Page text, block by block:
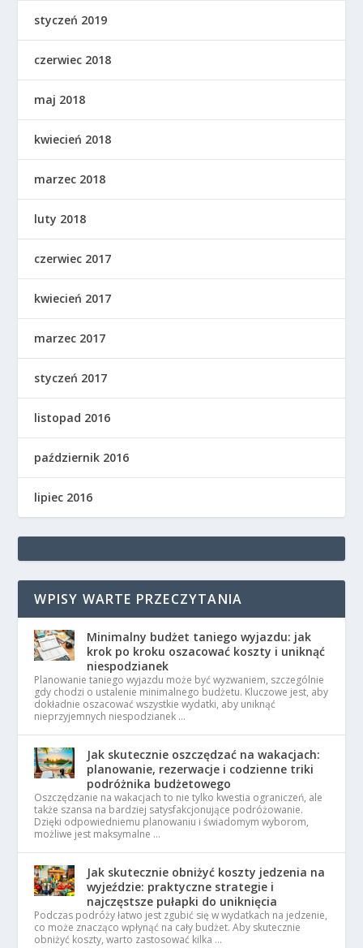
styczeń 2019
czerwiec 2018
maj 2018
kwiecień 2018
marzec 2018
luty 2018
czerwiec 2017
kwiecień 2017
marzec 2017
styczeń 2017
listopad 2016
październik 2016
lipiec 2016
WPISY WARTE PRZECZYTANIA
Minimalny budżet taniego wyjazdu: jak
krok po kroku oszacować koszty i uniknąć
niespodzianek
Planowanie taniego wyjazdu może być wyzwaniem, szczególnie
gdy chodzi o ustalenie minimalnego budżetu. Kluczowe jest, aby
dokładnie oszacować wszystkie wydatki, aby uniknąć
nieprzyjemnych niespodzianek …
Jak skutecznie oszczędzać na wakacjach:
planowanie, rezerwacje i codzienne triki
podróżnika budżetowego
Oszczędzanie na wakacjach to nie tylko kwestia ograniczeń, ale
także szansa na bardziej satysfakcjonujące podróżowanie.
Dzięki odpowiedniemu planowaniu i świadomym wyborom,
możliwe jest maksymalne …
Jak skutecznie obniżyć koszty jedzenia na
wyjeździe: praktyczne strategie i
najczęstsze pułapki do uniknięcia
Podczas podróży łatwo jest zgubić się w wydatkach na jedzenie,
co może znacząco wpłynąć na cały budżet. Aby skutecznie
obniżyć koszty, warto zastosować kilka …